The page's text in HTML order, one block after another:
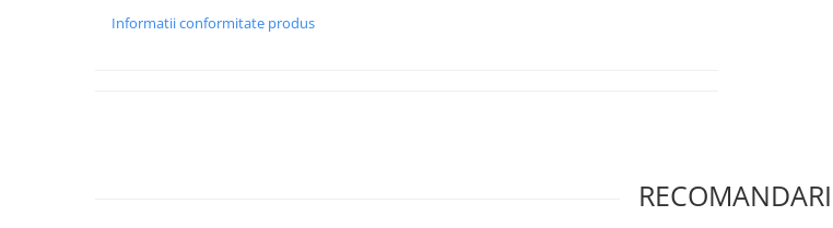
Informatii conformitate produs
RECOMANDARI